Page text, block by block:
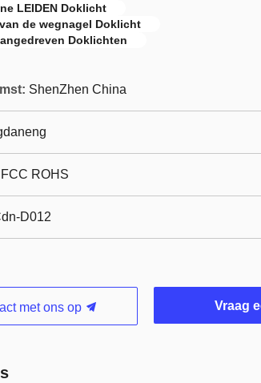
LEIDEN Doklicht
de wegnagel Doklicht
Doklichten
ShenZhen China
ROHS
D012
met ons op Vraag